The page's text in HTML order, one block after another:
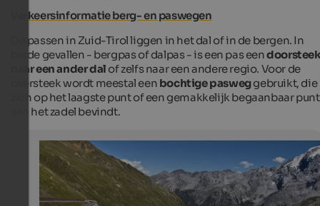
Stifserjoch Pass
48 narrow bends take you up to the highest mountain
South Tyrol
rboehme / Fotolia.com
Verkeersinformatie berg- en paswegen
De passen in Zuid-Tirol liggen in het dal of in de bergen. In
beide gevallen - bergpas of dalpas - is een pas een
naar een ander dal of zelfs naar een andere regio. Voor de
oversteek wordt meestal een bochtige pasweggebruikt, die
zich op het laagste punt of een gemakkelijk begaanbaar punt
van het zadel bevindt.